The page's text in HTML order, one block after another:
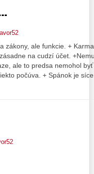
zákony, ale funkcie. +
na cudzí účet.
ale to predsa nemohol
počúva. + Spánok je